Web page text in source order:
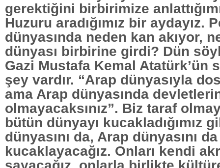
gerektiğini birbirimize
Huzuru aradığımız bir aydayız.
dünyasında neden kan akıyor,
dünyası birbirine girdi? Dün
Gazi Mustafa Kemal Atatürk’ün
şey vardır. “Arap dünyasıyla
ama Arap dünyasında
olmayacaksınız”. Biz taraf
bütün dünyayı kucakladığımız
dünyasını da, Arap dünyasını da
kucaklayacağız. Onları kendi